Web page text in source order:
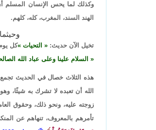
وكذلك لما يحس الإنسان المسلم
الهند السند، المغرب، كله، كلهم.
تخيل الآن حديث: التحيات
كل
السلام علينا وعلى عباد الله
هذه الثلاث خصال في الحديث تجمع
الله أن تعبده لا تشرك به شيئًا،
زوجته عليه، ونحو ذلك، وحقوق
تأمرهم بالمعروف، تنهاهم عن